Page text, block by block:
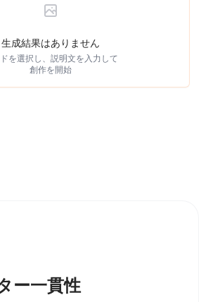
生成結果はありません
を選択し、説明文を入力して
創作を開始
ー一貫性